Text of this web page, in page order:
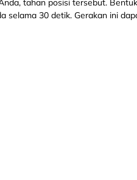
tahan posisi tersebut.
selama 30 detik. Gerakan ini